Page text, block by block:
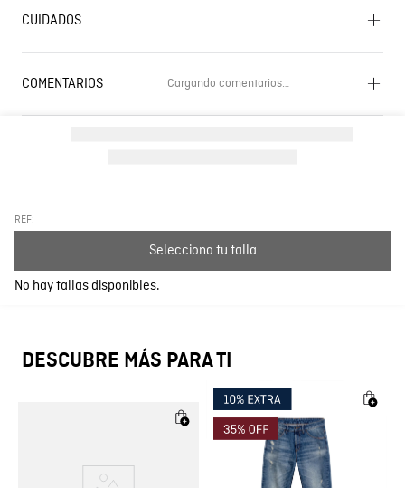
REF:
Selecciona tu talla
No hay tallas disponibles.
CUIDADOS
COMENTARIOS Cargando comentarios…
Cargando el resumen…
DESCUBRE MÁS PARA TI